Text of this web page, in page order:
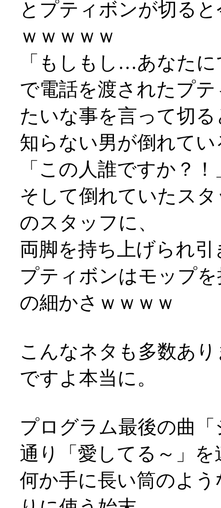
とプティボンが切る
ｗｗｗｗｗ
「もしもし…あなた
で電話を渡されたプ
たいな事を言って切る
知らない男が倒れて
「この人誰ですか？
そして倒れていたス
のスタッフに、
両脚を持ち上げられ
プティボンはモップ
の細かさｗｗｗｗ
こんなネタも多数あ
ですよ本当に。
プログラム最後の曲
通り「愛してる～」
何か手に長い筒のよ